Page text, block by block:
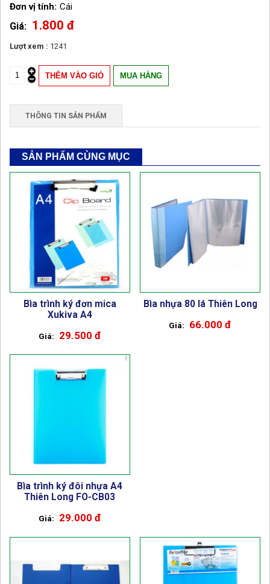
Cái
1.800 đ
Lượt xem : 1241
THÔNG TIN SẢN PHẨM
SẢN PHẨM CÙNG MỤC
Bìa trình ký đơn mica
Xukiva A4
29.500 đ
Bìa nhựa 80 lá Thiên Long
66.000 đ
Bìa trình ký đôi nhựa A4
Thiên Long FO-CB03
29.000 đ